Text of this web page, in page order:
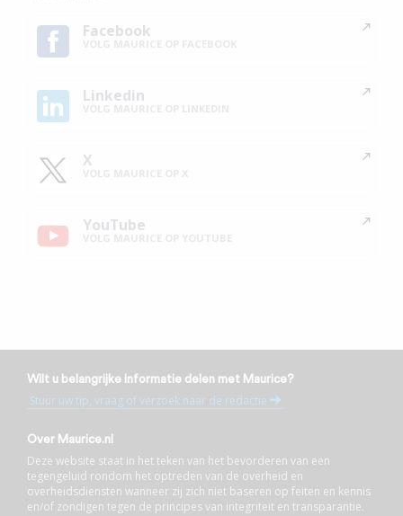
Facebook
Linkedin
X
YouTube
Wilt u belangrijke informatie delen met Maurice?
Stuur uw tip, vraag of verzoek naar de redactie
Over Maurice.nl
Deze website staat in het teken van het bevorderen van een
tegengeluid rondom het optreden van de overheid en
overheidsdiensten wanneer zij zich niet baseren op feiten en kennis
en/of zondigen tegen de principes van integriteit en transparantie.